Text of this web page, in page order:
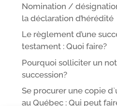
Nomination /
la déclaration d’hérédité
Le règlement d’une
testament : Quoi faire?
Pourquoi solliciter un
succession?
Se procurer une copie
au Québec : Qui peut